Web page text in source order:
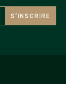
S’INSCRIRE